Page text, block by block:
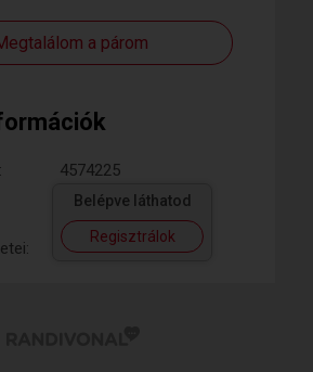
a párom
4574225
Belépve láthatod
Regisztrálok